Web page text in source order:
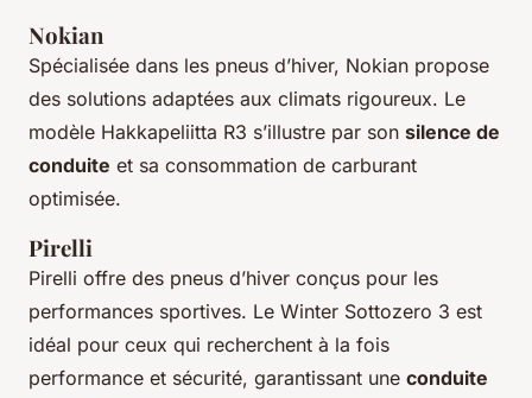
Nokian
Spécialisée dans les pneus d’hiver, Nokian propose
des solutions adaptées aux climats rigoureux. Le
modèle Hakkapeliitta R3 s’illustre par son silence de
conduite et sa consommation de carburant
optimisée.
Pirelli
Pirelli offre des pneus d’hiver conçus pour les
performances sportives. Le Winter Sottozero 3 est
idéal pour ceux qui recherchent à la fois
performance et sécurité, garantissant une conduite